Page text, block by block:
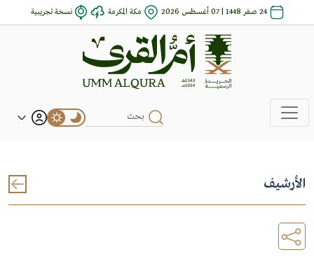
24 صفر 1448 | 07 أغسطس 2026 مكة المكرمة نسخة تجريبية
الأرشيف